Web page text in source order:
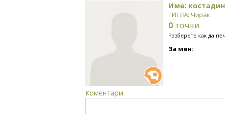
Име:
ТИТЛА: Чирак
0 точки
Разберете как да
За мен:
Коментари